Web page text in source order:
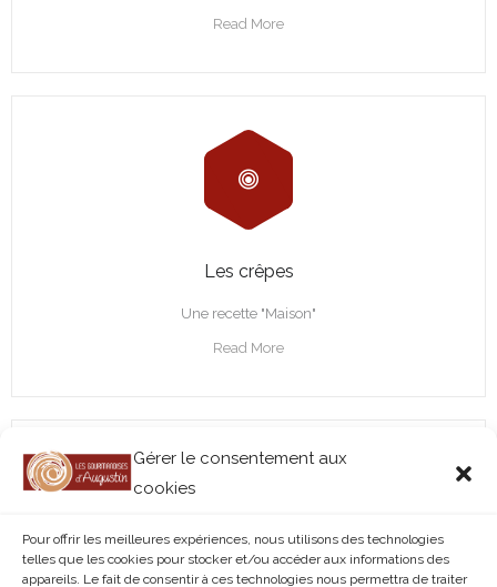
Gérer le consentement aux
cookies
Pour offrir les meilleures expériences, nous utilisons des technologies
telles que les cookies pour stocker et/ou accéder aux informations des
appareils. Le fait de consentir à ces technologies nous permettra de traiter
Read More
Les crêpes
Une recette "Maison"
Read More